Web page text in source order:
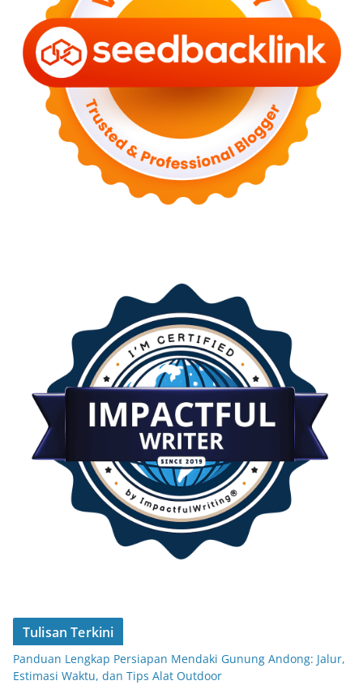
Tulisan Terkini
Panduan Lengkap Persiapan Mendaki Gunung Andong: Jalur,
Estimasi Waktu, dan Tips Alat Outdoor